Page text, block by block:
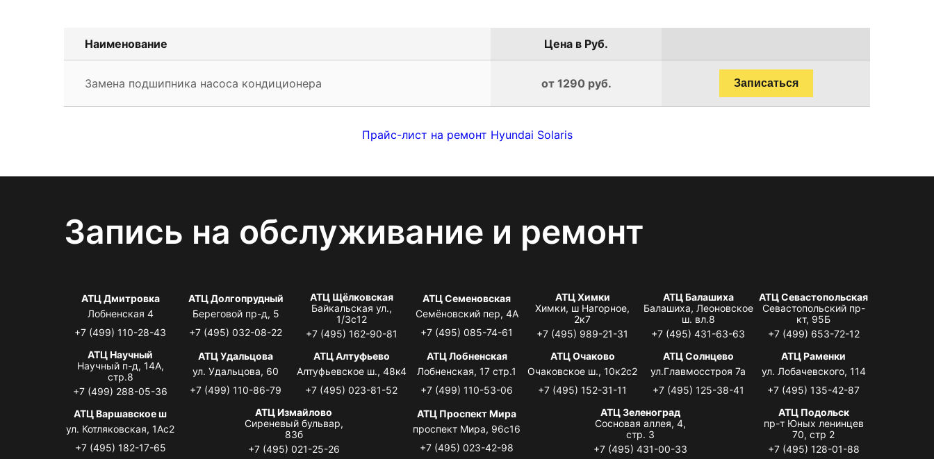
Наименование Цена в Руб.
Замена подшипника насоса кондиционера от 1290 руб. Записаться
Прайс-лист на ремонт Hyundai Solaris
Запись на обслуживание и ремонт
АТЦ Дмитровка
Лобненская 4
+7 (499) 110-28-43
АТЦ Долгопрудный
Береговой пр-д, 5
+7 (495) 032-08-22
АТЦ Щёлковская
Байкальская ул.,
1/3с12
+7 (495) 162-90-81
АТЦ Семеновская
Семёновский пер, 4А
+7 (495) 085-74-61
АТЦ Химки
Химки, ш Нагорное,
2к7
+7 (495) 989-21-31
АТЦ Балашиха
Балашиха, Леоновское
ш. вл.8
+7 (495) 431-63-63
АТЦ Севастопольская
Севастопольский пр-
кт, 95Б
+7 (499) 653-72-12
АТЦ Научный
Научный п-д, 14А,
стр.8
+7 (499) 288-05-36
АТЦ Удальцова
ул. Удальцова, 60
+7 (499) 110-86-79
АТЦ Алтуфьево
Алтуфьевское ш., 48к4
+7 (495) 023-81-52
АТЦ Лобненская
Лобненская, 17 стр.1
+7 (499) 110-53-06
АТЦ Очаково
Очаковское ш., 10к2с2
+7 (495) 152-31-11
АТЦ Солнцево
ул.Главмосстроя 7а
+7 (495) 125-38-41
АТЦ Раменки
ул. Лобачевского, 114
+7 (495) 135-42-87
АТЦ Варшавское ш
ул. Котляковская, 1Ас2
+7 (495) 182-17-65
АТЦ Измайлово
Сиреневый бульвар,
83б
+7 (495) 021-25-26
АТЦ Проспект Мира
проспект Мира, 96с16
+7 (495) 023-42-98
АТЦ Зеленоград
Сосновая аллея, 4,
стр. 3
+7 (495) 431-00-33
АТЦ Подольск
пр-т Юных ленинцев
70, стр 2
+7 (495) 128-01-88